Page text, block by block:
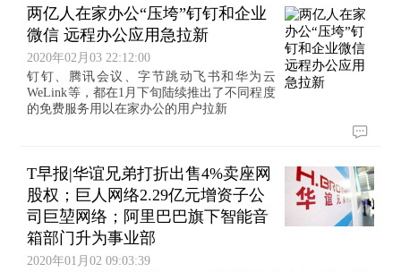
两亿人在家办公“压垮”钉钉和企业
微信 远程办公应用急拉新
2020年02月03 22:12:00
钉钉、腾讯会议、字节跳动飞书和华为云
WeLink等，都在1月下旬陆续推出了不同程度
的免费服务用以在家办公的用户拉新
T早报|华谊兄弟打折出售4%卖座网
股权；巨人网络2.29亿元增资子公
司巨堃网络；阿里巴巴旗下智能音
箱部门升为事业部
2020年01月02 09:03:39